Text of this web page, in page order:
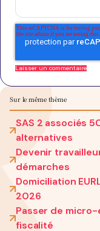
Sur le même thème
SAS 2 associés
alternatives
Devenir
démarches
Domiciliation
2026
Passer de
fiscalité